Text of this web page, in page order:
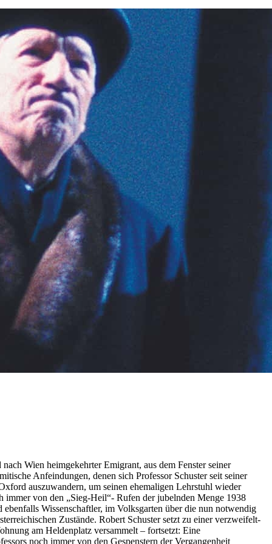
Wien heimgekehrter Emigrant, aus dem Fenster seiner
Anfeindungen, denen sich Professor Schuster seit seiner
auszuwandern, um seinen ehemaligen Lehrstuhl wieder
immer von den „Sieg-Heil“- Rufen der jubelnden Menge 1938
Wissenschaftler, im Volksgarten über die nun notwendig
Zustände. Robert Schuster setzt zu einer verzweifelt-
am Heldenplatz versammelt – fortsetzt: Eine
noch immer von den Gespenstern der Vergangenheit